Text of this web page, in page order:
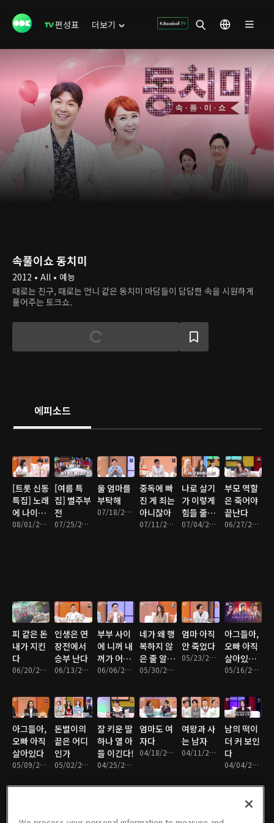
편성표 더보기
속풀이쇼 동치미
2012 • All • 예능
때로는 친구, 때로는 언니 같은 동치미 마담들이 답답한 속을 시원하게
풀어주는 토크쇼.
에피소드
[트롯 신동
특집] 노래
에 나이가
있나요 08/01/2026 • 1시간 23분
[여름 특
집] 별주부
전
07/25/2026 • 1시간 22분
울 엄마를
부탁해
07/18/2026 • 1시간 23분
중독에 빠
진 게 죄는
아니잖아
07/11/2026 • 1시간 19분
나로 살기
가 이렇게
힘들 줄이
야
07/04/2026 • 1시간 20분
부모 역할
은 죽어야
끝난다
06/27/2026 • 1시간 20분
피 같은 돈
내가 지킨
다
06/20/2026 • 1시간 22분
인생은 연
장전에서
승부 난다
06/13/2026 • 1시간 22분
부부 사이
에 니꺼 내
꺼가 어딨
냐
06/06/2026 • 1시간 22분
네가 왜 행
복하지 않
은 줄 알
아?
05/30/2026 • 1시간 21분
엄마 아직
안 죽었다
05/23/2026 • 1시간 21분
아그들아,
오빠 아직
살아있다
2부
05/16/2026 • 1시간 23분
아그들아,
오빠 아직
살아있다
05/09/2026 • 1시간 20분
돈벌이의
끝은 어디
인가
05/02/2026 • 1시간 24분
잘 키운 딸
하나 열 아
들 이긴다!
04/25/2026 • 1시간 20분
엄마도 여
자다
04/18/2026 • 1시간 23분
여왕과 사
는 남자
04/11/2026 • 1시간 22분
남의 떡이
더 커 보인
다
04/04/2026 • 1시간 23분